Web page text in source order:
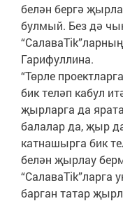
белән бергә
булмый. Без дә
Гарифуллина.
“Төрле
бик теләп кабул
җырларга да
балалар да, җыр
катнашырга бик
белән җырлау
барган татар